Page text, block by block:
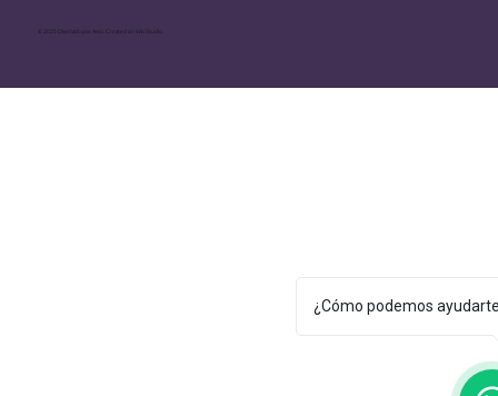
© 2025 Diseñado por Amú. Created on Wix Studio.
¿Cómo podemos